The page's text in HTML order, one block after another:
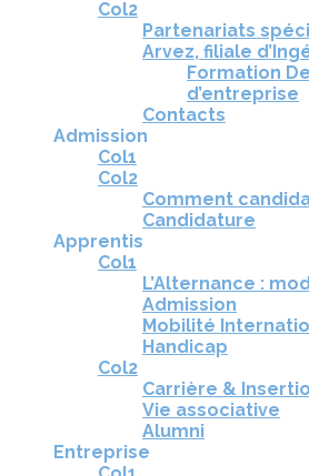
Col2
Partenariats
Arvez, filiale
Formation
d’entreprise
Contacts
Admission
Col1
Col2
Comment
Candidature
Apprentis
Col1
L’Alternance :
Admission
Mobilité
Handicap
Col2
Carrière &
Vie associative
Alumni
Entreprise